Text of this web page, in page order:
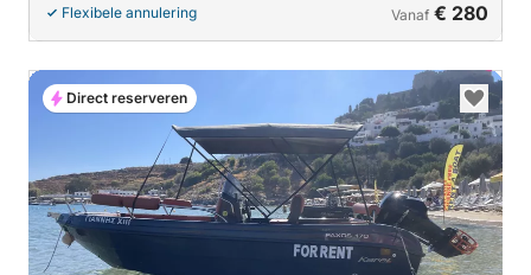
Flexibele annulering Vanaf € 280
Direct reserveren